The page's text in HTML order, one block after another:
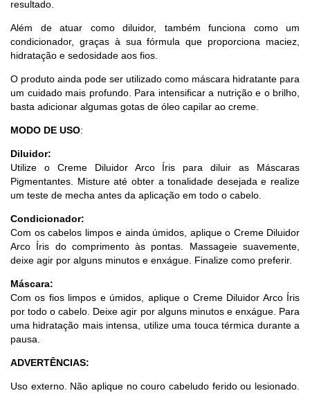
resultado.
Além de atuar como diluidor, também funciona como um
condicionador, graças à sua fórmula que proporciona maciez,
hidratação e sedosidade aos fios.
O produto ainda pode ser utilizado como máscara hidratante para
um cuidado mais profundo. Para intensificar a nutrição e o brilho,
basta adicionar algumas gotas de óleo capilar ao creme.
MODO DE USO:
Diluidor:
Utilize o Creme Diluidor Arco Íris para diluir as Máscaras
Pigmentantes. Misture até obter a tonalidade desejada e realize
um teste de mecha antes da aplicação em todo o cabelo.
Condicionador:
Com os cabelos limpos e ainda úmidos, aplique o Creme Diluidor
Arco Íris do comprimento às pontas. Massageie suavemente,
deixe agir por alguns minutos e enxágue. Finalize como preferir.
Máscara:
Com os fios limpos e úmidos, aplique o Creme Diluidor Arco Íris
por todo o cabelo. Deixe agir por alguns minutos e enxágue. Para
uma hidratação mais intensa, utilize uma touca térmica durante a
pausa.
ADVERTÊNCIAS:
Uso externo. Não aplique no couro cabeludo ferido ou lesionado.